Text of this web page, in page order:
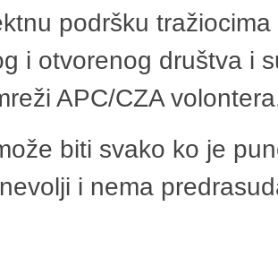
podršku
i otvorenog društva i
APC/CZA
biti svako ko je
i nema